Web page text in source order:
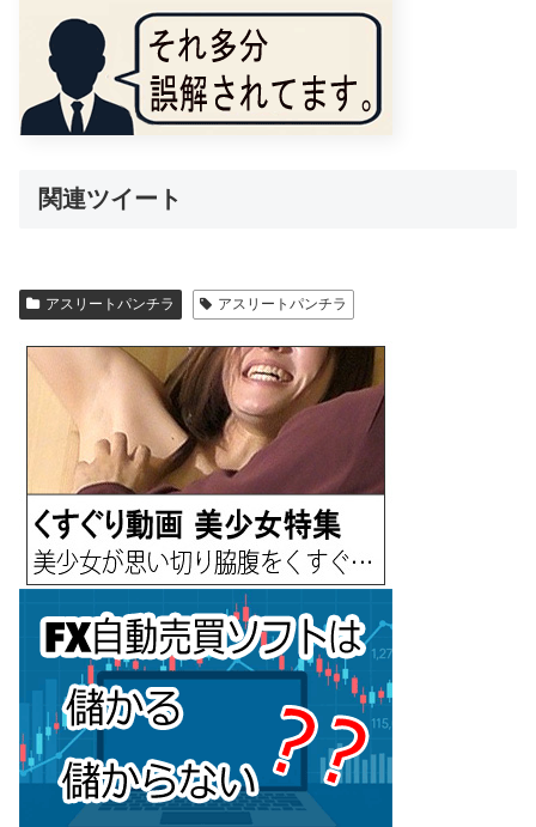
関連ツイート
アスリートパンチラ アスリートパンチラ